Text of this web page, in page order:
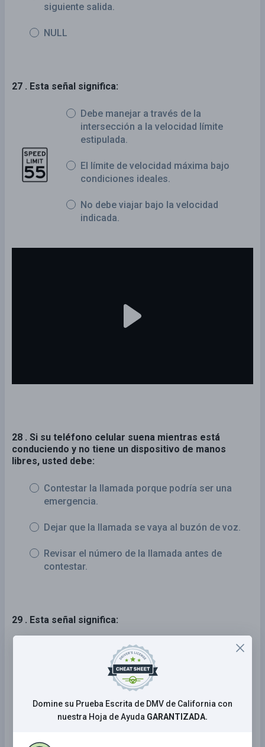
siguiente salida.
NULL
27 . Esta señal significa:
Debe manejar a través de la
intersección a la velocidad límite
estipulada.
El límite de velocidad máxima bajo
condiciones ideales.
No debe viajar bajo la velocidad
indicada.
28 . Si su teléfono celular suena mientras está
conduciendo y no tiene un dispositivo de manos
libres, usted debe:
Contestar la llamada porque podría ser una
emergencia.
Dejar que la llamada se vaya al buzón de voz.
Revisar el número de la llamada antes de
contestar.
29 . Esta señal significa:
No entrar.
Ceda el derecho de paso.
Estacionamiento de personas con
discapacidad.
Domine su Prueba Escrita de DMV de California con
nuestra Hoja de Ayuda GARANTIZADA.